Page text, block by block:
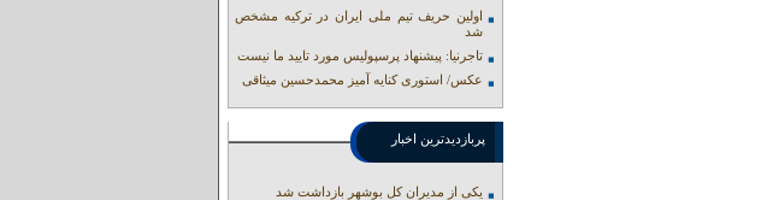
اولین حریف تیم ملی ایران در ترکیه مشخص
شد
تاجرنیا: پیشنهاد پرسپولیس مورد تایید ما نیست
عکس/ استوری کنایه آمیز محمدحسین میثاقی
پربازدیدترین اخبار
یکی از مدیران کل بوشهر بازداشت شد